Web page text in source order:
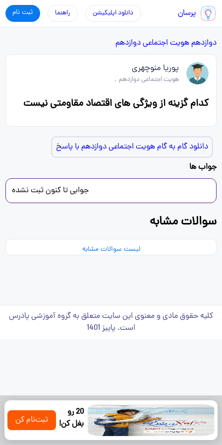
پرسان ثبت نام راهنما دانلود اپلیکیشن
دوازدهمهویت اجتماعی دوازدهم
پوریا منوچهری
هویت اجتماعی دوازدهم .
کدام گزینه از ویژگی های اقتصاد مقاومتی نیست
دانلود گام به گام هویت اجتماعی دوازدهم با پاسخ
جواب ها
جوابی تا کنون ثبت نشده
سوالات مشابه
لیست سوالات مشابه
20 رو
بغل کن!
ثبت‌نام کن
کلیه حقوق مادی و معنوی این سایت متعلق به گروه آموزشی پادرس
است. پاییز 1401